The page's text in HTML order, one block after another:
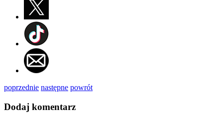
poprzednie następne powrót
Dodaj komentarz